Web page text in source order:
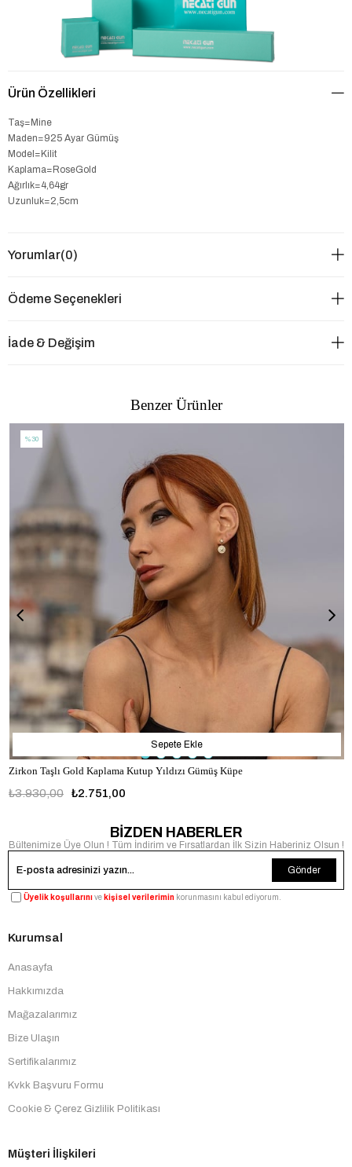
Ürün Özellikleri
Taş=Mine
Maden=925 Ayar Gümüş
Model=Kilit
Kaplama=RoseGold
Ağırlık=4,64gr
Uzunluk=2,5cm
Yorumlar(0)
Ödeme Seçenekleri
İade & Değişim
Benzer Ürünler
Zirkon Taşlı Gold Kaplama Kutup Yıldızı Gümüş Küpe
₺2.751,00
₺3.930,00
Sepete Ekle
%30
BİZDEN HABERLER
Bültenimize Üye Olun ! Tüm İndirim ve Fırsatlardan İlk Sizin Haberiniz Olsun !
Gönder
Üyelik koşullarınıve kişisel verilerimin korunmasını kabul ediyorum.
Kurumsal
Anasayfa
Hakkımızda
Mağazalarımız
Bize Ulaşın
Sertifikalarımız
Kvkk Başvuru Formu
Cookie & Çerez Gizlilik Politikası
Müşteri İlişkileri